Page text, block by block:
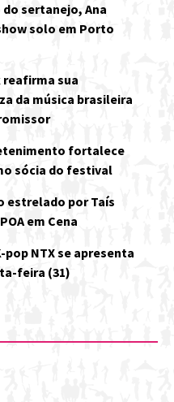
do sertanejo, Ana
solo em Porto
reafirma sua
da música brasileira
fortalece
sócia do festival
estrelado por Taís
em Cena
pop NTX se apresenta
feira (31)